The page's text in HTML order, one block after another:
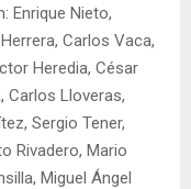
Enrique Nieto,
Carlos Vaca,
Heredia, César
Carlos Lloveras,
Sergio Tener,
Rivadero, Mario
Miguel Ángel